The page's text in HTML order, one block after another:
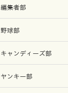
編集者部
野球部
キャンディーズ部
ヤンキー部